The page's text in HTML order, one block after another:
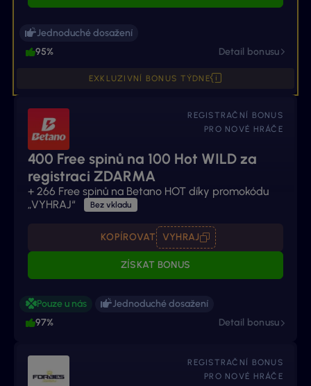
Jednoduché dosažení
95%
Detail bonusu
EXKLUZIVNÍ BONUS TÝDNE
REGISTRAČNÍ BONUS
PRO NOVÉ HRÁČE
400 Free spinů na 100 Hot WILD za
registraci ZDARMA
+ 266 Free spinů na Betano HOT díky promokódu
„VYHRAJ“
Bez vkladu
KOPÍROVAT VYHRAJ
ZÍSKAT BONUS
Pouze u nás
Jednoduché dosažení
97%
Detail bonusu
REGISTRAČNÍ BONUS
PRO NOVÉ HRÁČE